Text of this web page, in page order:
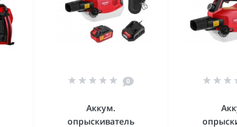
0
Аккум.
опрыскиватель